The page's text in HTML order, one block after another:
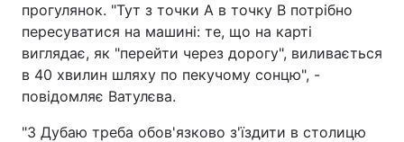
прогулянок. "Тут з точки А в точку В потрібно
пересуватися на машині: те, що на карті
виглядає, як "перейти через дорогу", виливається
в 40 хвилин шляху по пекучому сонцю", -
повідомляє Ватулєва.
"З Дубаю треба обов'язково з'їздити в столицю